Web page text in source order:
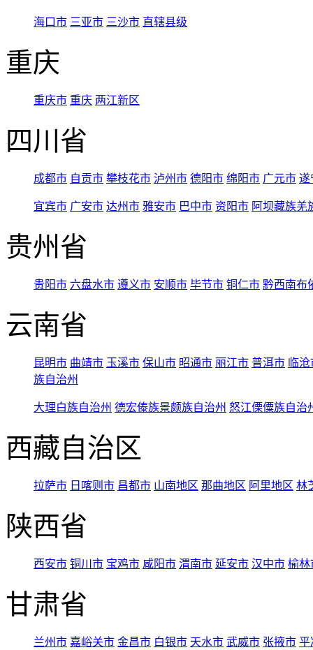
海口市 三亚市 三沙市 直辖县级
重庆
重庆市 重庆 两江新区
四川省
成都市 自贡市 攀枝花市 泸州市 德阳市 绵阳市 广元市 遂
宜宾市 广安市 达州市 雅安市 巴中市 资阳市 阿坝藏族羌
贵州省
贵阳市 六盘水市 遵义市 安顺市 毕节市 铜仁市 黔西南布
云南省
昆明市 曲靖市 玉溪市 保山市 昭通市 丽江市 普洱市 临
族自治州
大理白族自治州 德宏傣族景颇族自治州 怒江傈僳族自治
西藏自治区
拉萨市 日喀则市 昌都市 山南地区 那曲地区 阿里地区 林
陕西省
西安市 铜川市 宝鸡市 咸阳市 渭南市 延安市 汉中市 榆林
甘肃省
兰州市 嘉峪关市 金昌市 白银市 天水市 武威市 张掖市 平